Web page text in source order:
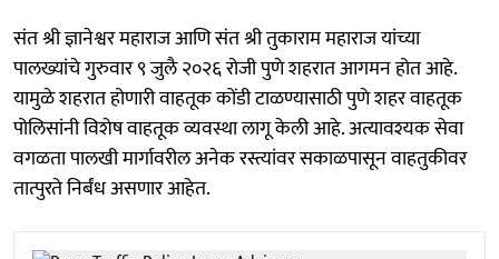
संत श्री ज्ञानेश्वर महाराज आणि संत श्री तुकाराम महाराज यांच्या
पालख्यांचे गुरुवार ९ जुलै २०२६ रोजी पुणे शहरात आगमन होत आहे.
यामुळे शहरात होणारी वाहतूक कोंडी टाळण्यासाठी पुणे शहर वाहतूक
पोलिसांनी विशेष वाहतूक व्यवस्था लागू केली आहे. अत्यावश्यक सेवा
वगळता पालखी मार्गावरील अनेक रस्त्यांवर सकाळपासून वाहतुकीवर
तात्पुरते निर्बंध असणार आहेत.